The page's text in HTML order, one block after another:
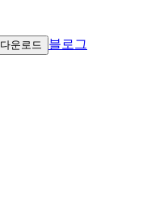
다운로드 블로그